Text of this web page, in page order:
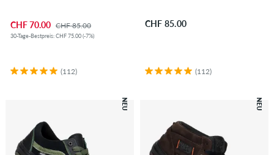
CHF 70.00 CHF 85.00
30-Tage-Bestpreis: CHF 75.00 (-7%)
(112)
CHF 85.00
(112)
NEU NEU